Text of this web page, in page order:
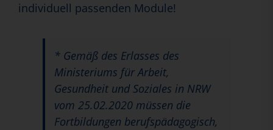
individuell passenden Module!
* Gemäß des Erlasses des
Ministeriums für Arbeit,
Gesundheit und Soziales in NRW
vom 25.02.2020 müssen die
Fortbildungen berufspädagogisch,